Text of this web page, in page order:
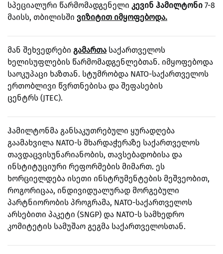
სპეციალური წარმომადგენელი კევინ ჰამილტონი 7-8
მაისს, თბილისში ვიზიტით იმყოფებოდა.
მან შეხვედრები გამართა საქართველოს
ხელისუფლების წარმომადგენლებთან. იმყოფებოდა
საოკუპაცი ხაზთან. სტუმრობდა NATO-საქართველოს
ერთობლივი წვრთნებისა და შეფასების
ცენტრს (JTEC).
ჰამილტონმა განსაკუთრებული ყურადღება
გაამახვილა NATO-ს მხარდაჭერაზე საქართველოს
თავდაცვისუნარიანობის, თავსებადობისა და
ინსტიტუციური რეფორმების მიმართ. ეს
ხორციელდება ისეთი ინსტრუმენტების მეშვეობით,
როგორიცაა, ინდივიდუალურად მორგებული
პარტნიორობის პროგრამა, NATO-საქართველოს
არსებითი პაკეტი (SNGP) და NATO-ს სამხედრო
კომიტეტის სამუშაო გეგმა საქართველოსთან.